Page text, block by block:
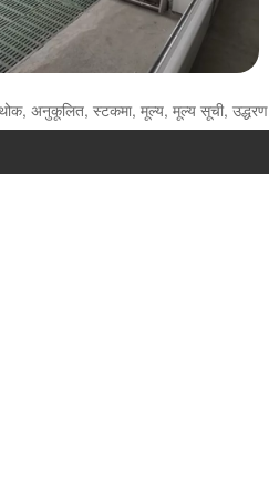
थोक, अनुकूलित, स्टकमा, मूल्य, मूल्य सूची, उद्धरण